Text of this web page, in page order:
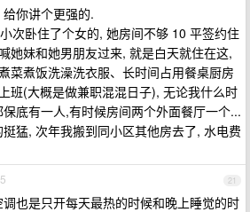
给你讲个更强的.
次卧住了个女的, 她房间不够 10 平签约住
她妹和她男朋友过来, 就是白天就住在这,
菜煮饭洗澡洗衣服、长时间占用餐桌厨房
班(大概是做兼职混混日子), 无论我什么时
底有一人,有时候房间两个外面餐厅一个...
猛, 次年我搬到同小区其他房去了, 水电费
21
也是只开每天最热的时候和晚上睡觉的时